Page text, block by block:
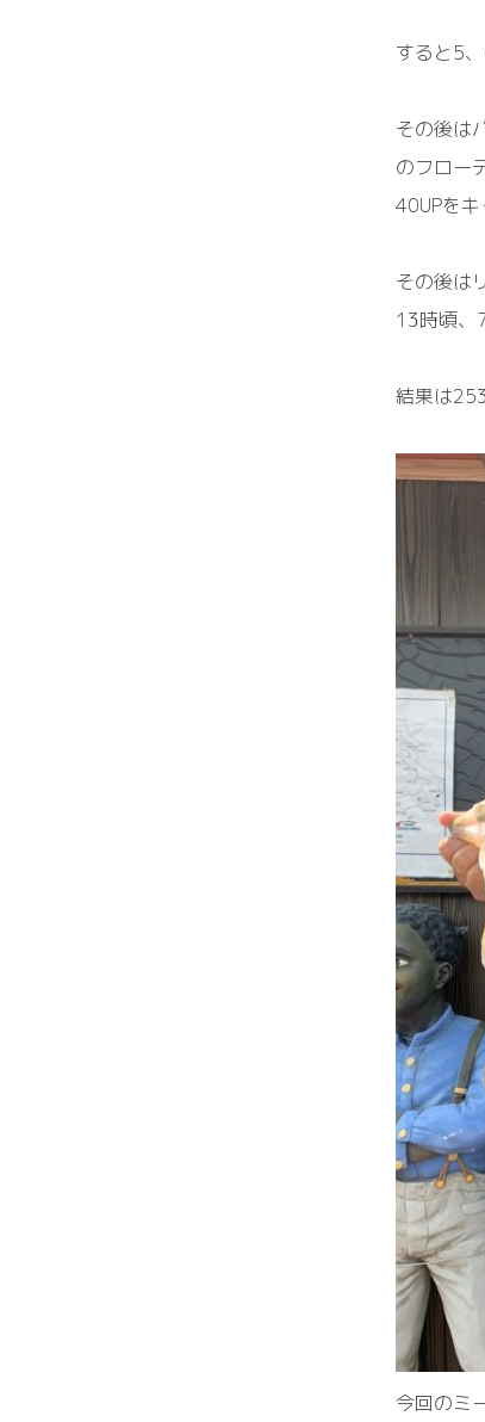
すると5
その後は
のフロー
40UPをキ
その後は
13時頃、
結果は
今回のミ